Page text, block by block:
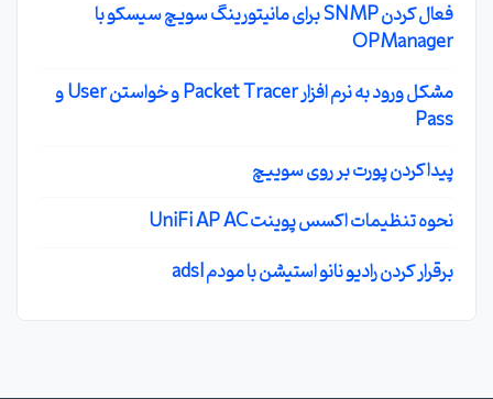
فعال کردن SNMP برای مانیتورینگ سویچ سیسکو با
OPManager
مشکل ورود به نرم افزار Packet Tracer و خواستن User و
Pass
پیدا کردن پورت بر روی سوییچ
نحوه تنظیمات اکسس پوینت UniFi AP AC
برقرار کردن رادیو نانو استیشن با مودم adsl